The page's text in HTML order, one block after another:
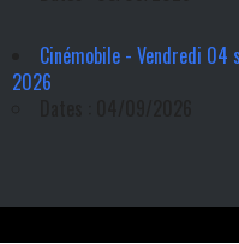
Cinémobile - Vendredi 04
2026